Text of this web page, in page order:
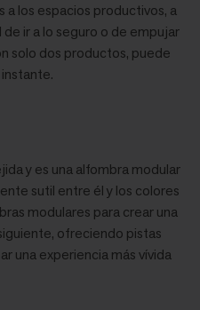
los espacios productivos, a
ir a lo seguro o de empujar
solo dos productos, puede
y es una alfombra modular
sutil entre él y los colores
modulares para crear una
ofreciendo pistas
una experiencia más vívida